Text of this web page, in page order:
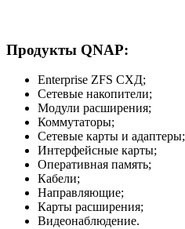
Продукты QNAP:
Enterprise ZFS СХД;
Сетевые накопители;
Модули расширения;
Коммутаторы;
Сетевые карты и адаптеры;
Интерфейсные карты;
Оперативная память;
Кабели;
Направляющие;
Карты расширения;
Видеонаблюдение.